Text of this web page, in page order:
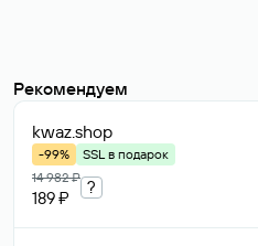
Рекомендуем
kwaz.shop
-99%
SSL в подарок
14 982 ₽
189 ₽
?